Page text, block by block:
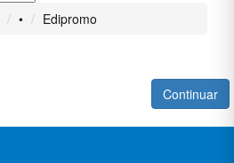
• Edipromo
Continuar